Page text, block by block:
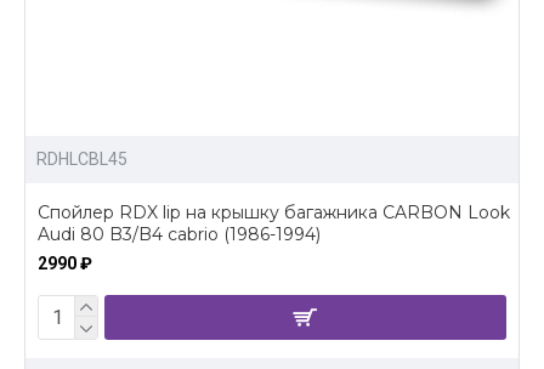
RDHLCBL45
Спойлер RDX lip на крышку багажника CARBON Look
Audi 80 B3/B4 cabrio (1986-1994)
2990 ₽